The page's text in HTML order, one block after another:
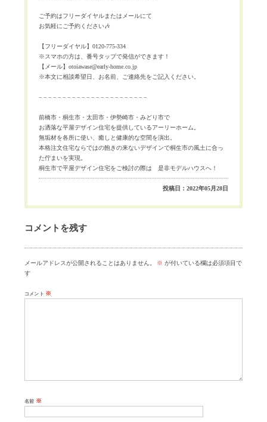
ご予約はフリーダイヤルまたはメールにて
お気軽にご予約ください🎶
【フリーダイヤル】0120-775-334
※スマホの方は、番号タップで発信ができます！
【メール】otoiawase@early-home.co.jp
※本文に相談希望日、お名前、ご連絡先をご記入ください。
– – – – – – – – – – – – – – – – – – – – – – –
前橋市・桐生市・太田市・伊勢崎市・みどり市で
お洒落な平屋デザイン住宅を提供しているアーリーホーム。
無垢材を各所に使い、癒しと健康的な空間を演出。
本格注文住宅ならではの飽きの来ないデザインで桐生市の風土に合っ
た佇まいを実現。
桐生市で平屋デザイン住宅をご検討の際は 是非モデルハウスへ！
投稿日：2022年05月28日
コメントを残す
メールアドレスが公開されることはありません。 ※ が付いている欄は必須項目で
す
コメント ※
名前 ※